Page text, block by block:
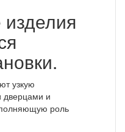
узкую
дверцами и
роль